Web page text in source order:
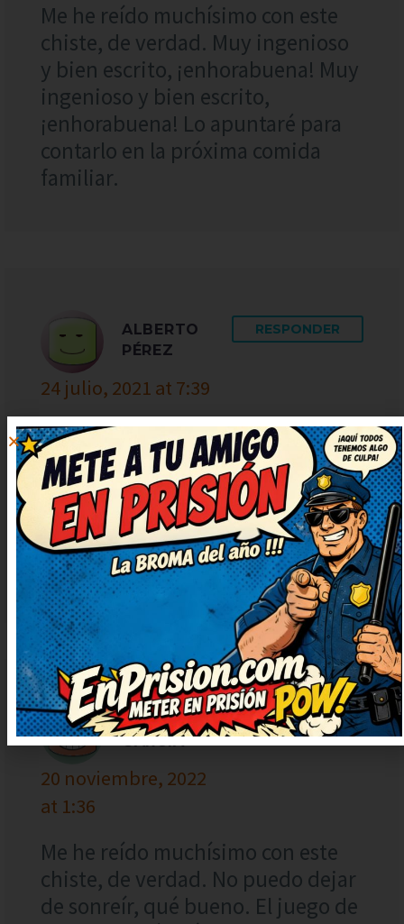
Me he reído muchísimo con este
chiste, de verdad. Muy ingenioso
y bien escrito, ¡enhorabuena! Muy
ingenioso y bien escrito,
¡enhorabuena! Lo apuntaré para
contarlo en la próxima comida
familiar.
ALBERTO
PÉREZ
24 julio, 2021 at 7:39
RESPONDER
De lujo este chiste, muy simpático
y fresco. Me ha cambiado el ánimo
para bien, gracias. Deberían hacer
una serie solo con chistes como
este. Lo guardo para contarlo en la
próxima reunión, verás qué risas.
LAURA
GARCÍA
20 noviembre, 2022
at 1:36
RESPONDER
Me he reído muchísimo con este
chiste, de verdad. No puedo dejar
de sonreír, qué bueno. El juego de